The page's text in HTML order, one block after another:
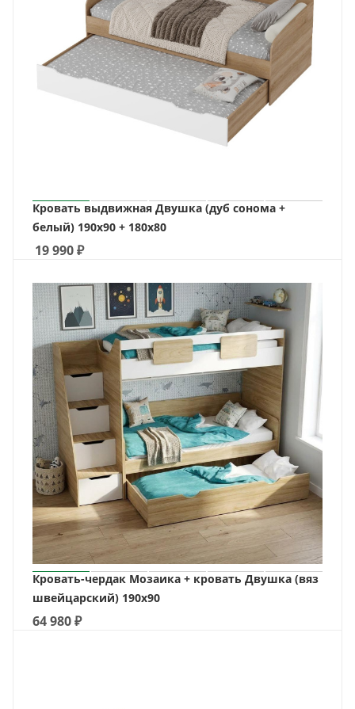
Кровать выдвижная Двушка (дуб сонома +
белый) 190х90 + 180х80
19 990₽
Кровать-чердак Мозаика + кровать Двушка (вяз
швейцарский) 190х90
64 980₽